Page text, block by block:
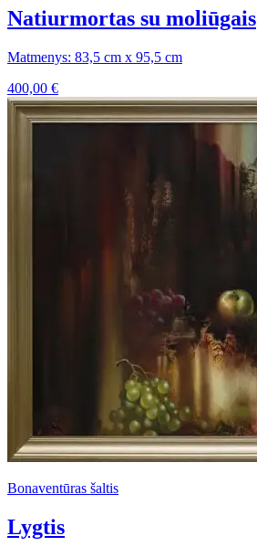
Natiurmortas su moliūgais
Matmenys: 83,5 cm x 95,5 cm
400,00 €
Bonaventūras šaltis
Lygtis